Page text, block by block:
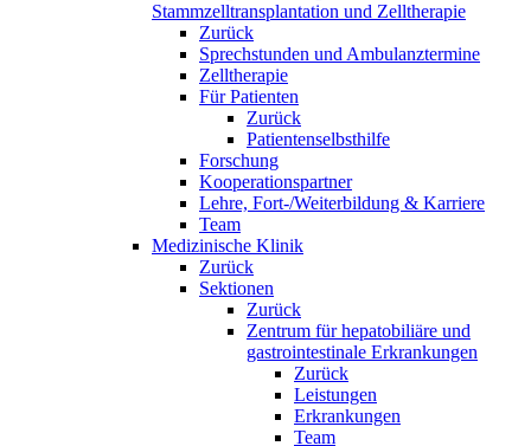
Stammzelltransplantation und Zelltherapie
Zurück
Sprechstunden und Ambulanztermine
Zelltherapie
Für Patienten
Zurück
Patientenselbsthilfe
Forschung
Kooperationspartner
Lehre, Fort-/Weiterbildung & Karriere
Team
Medizinische Klinik
Zurück
Sektionen
Zurück
Zentrum für hepatobiliäre und
gastrointestinale Erkrankungen
Zurück
Leistungen
Erkrankungen
Team